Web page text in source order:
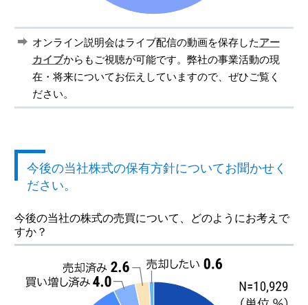
オンライン説明会はライブ配信の動画を保存したアー
カイブからもご視聴が可能です。弊社の事業活動の現
在・将来についてお伝えしていますので、ぜひご覧く
ださい。
今後の当社株式の保有方針についてお聞かせく
ださい。
今後の当社の株式の売買について、
どのようにお考えで
すか？